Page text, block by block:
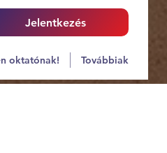
Jelentkezés
oktatónak! Továbbiak